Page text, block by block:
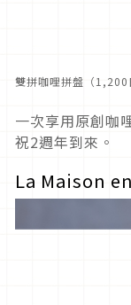
雙拼咖哩拼盤（1,200
一次享用原創咖
祝2週年到來。
La Maison